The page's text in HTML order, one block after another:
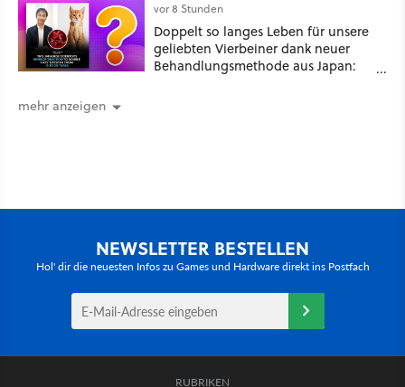
vor 8 Stunden
Doppelt so langes Leben für unsere
geliebten Vierbeiner dank neuer
Behandlungsmethode aus Japan:
mehr anzeigen
NEWSLETTER BESTELLEN
Hol' dir die neuesten Infos zu Games und Hardware direkt ins Postfach
RUBRIKEN